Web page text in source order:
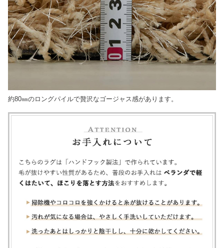
約80㎜のロングパイルで贅沢なゴージャス感があります。